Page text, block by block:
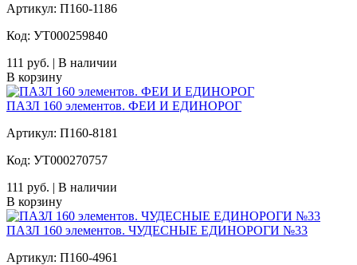
Артикул: П160-1186
Код: УТ000259840
111 руб. | В наличии
В корзину
ПАЗЛ 160 элементов. ФЕИ И ЕДИНОРОГ
Артикул: П160-8181
Код: УТ000270757
111 руб. | В наличии
В корзину
ПАЗЛ 160 элементов. ЧУДЕСНЫЕ ЕДИНОРОГИ №33
Артикул: П160-4961